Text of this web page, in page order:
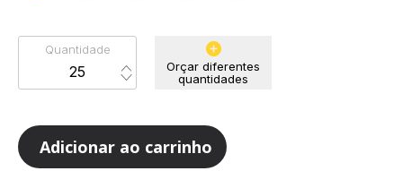
Quantidade
Orçar diferentes
quantidades
Adicionar ao carrinho